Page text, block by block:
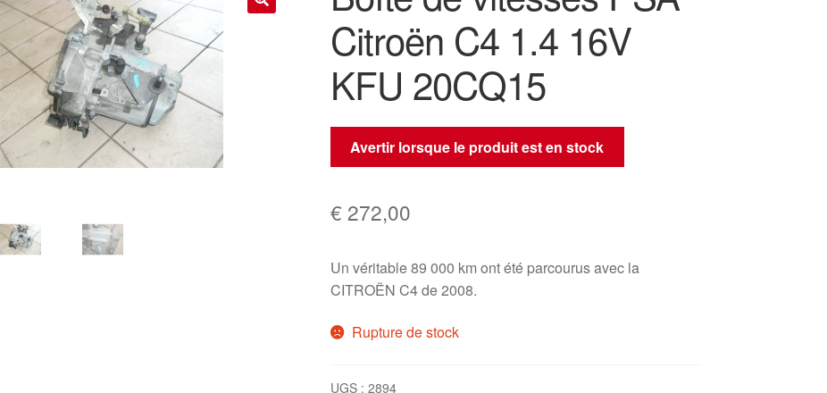
Citroën C4 1.4 16V
KFU 20CQ15
Avertir lorsque le produit est en stock
€ 272,00
Un véritable 89 000 km ont été parcourus avec la
CITROËN C4 de 2008.
Rupture de stock
UGS : 2894